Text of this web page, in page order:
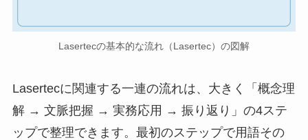
Lasertecの基本的な流れ（Lasertec）の図解
Lasertecに関連する一連の流れは、大きく「概念理
解 → 文脈把握 → 実務応用 → 振り返り」の4ステ
ップで整理できます。最初のステップで用語その